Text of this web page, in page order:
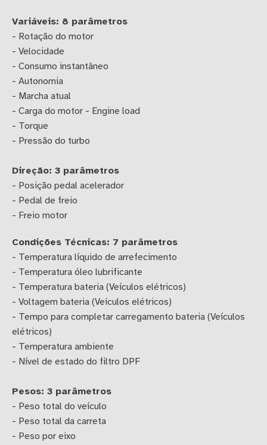
Variáveis: 8 parâmetros
- Rotação do motor
- Velocidade
- Consumo instantâneo
- Autonomia
- Marcha atual
- Carga do motor - Engine load
- Torque
- Pressão do turbo
Direção: 3 parâmetros
- Posição pedal acelerador
- Pedal de freio
- Freio motor
Condições Técnicas: 7 parâmetros
- Temperatura líquido de arrefecimento
- Temperatura óleo lubrificante
- Temperatura bateria (Veículos elétricos)
- Voltagem bateria (Veículos elétricos)
- Tempo para completar carregamento bateria (Veículos
elétricos)
- Temperatura ambiente
- Nível de estado do filtro DPF
Pesos: 3 parâmetros
- Peso total do veículo
- Peso total da carreta
- Peso por eixo